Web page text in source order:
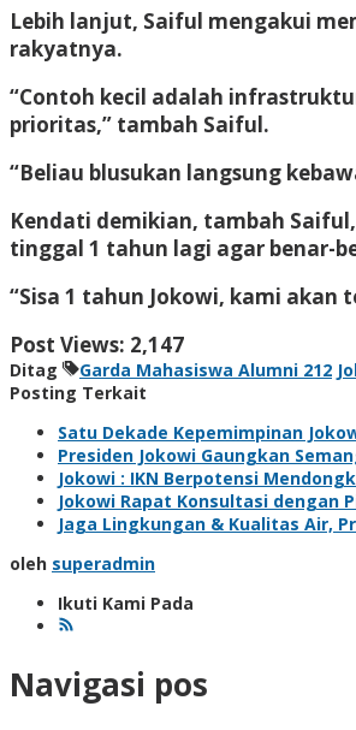
Lebih lanjut, Saiful mengakui
rakyatnya.
“Contoh kecil adalah
prioritas,” tambah Saiful.
“Beliau blusukan langsung
Kendati demikian, tambah
tinggal 1 tahun lagi agar benar-
“Sisa 1 tahun Jokowi, kami
Post Views: 2,147
Ditag Garda Mahasiswa Alumni 212
Posting Terkait
Satu Dekade Kepemimpinan
Presiden Jokowi Gaungkan
Jokowi : IKN Berpotensi
Jokowi Rapat Konsultasi dengan
Jaga Lingkungan & Kualitas Air,
oleh superadmin
Ikuti Kami Pada
Navigasi pos